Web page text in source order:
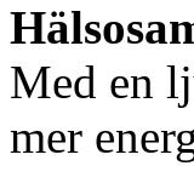
Med en
mer